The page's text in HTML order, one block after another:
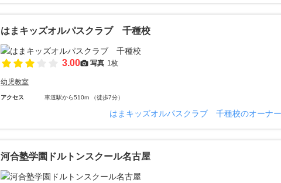
はまキッズオルパスクラブ 千種校
3.00 写真 1枚
幼児教室
アクセス 車道駅から510m （徒歩7分）
はまキッズオルパスクラブ 千種校のオーナ
河合塾学園ドルトンスクール名古屋